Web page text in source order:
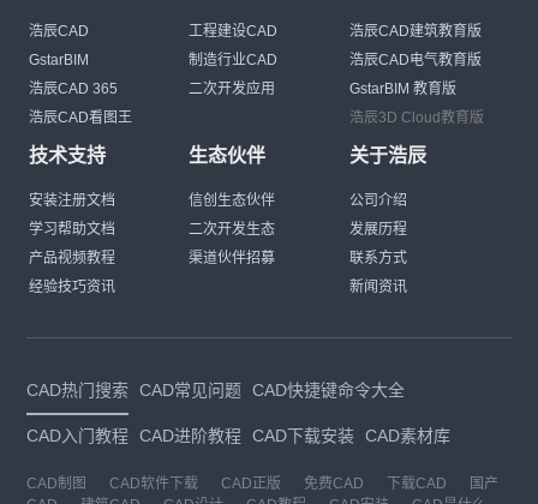
浩辰CAD
GstarBIM
浩辰CAD 365
浩辰CAD看图王
工程建设CAD
制造行业CAD
二次开发应用
浩辰CAD建筑教育版
浩辰CAD电气教育版
GstarBIM 教育版
浩辰3D Cloud教育版
技术支持
安装注册文档
学习帮助文档
产品视频教程
经验技巧资讯
生态伙伴
信创生态伙伴
二次开发生态
渠道伙伴招募
关于浩辰
公司介绍
发展历程
联系方式
新闻资讯
CAD热门搜索 CAD常见问题 CAD快捷键命令大全
CAD入门教程 CAD进阶教程 CAD下载安装 CAD素材库
CAD制图 CAD软件下载 CAD正版 免费CAD 下载CAD
国产